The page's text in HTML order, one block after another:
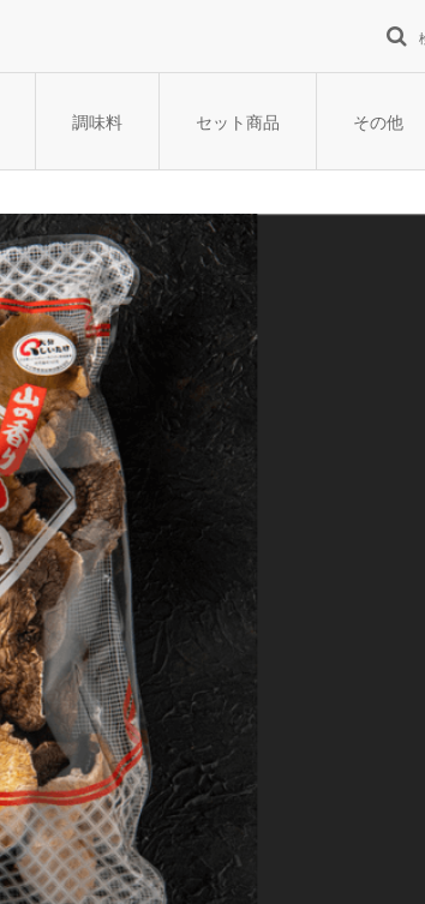
調味料 セット商品 その他